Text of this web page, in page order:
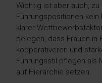
Wichtig ist aber auch,
Führungspositionen
klarer
belegen, dass Frauen in
kooperativeren und
Führungsstil pflegen als
auf Hierarchie setzen.